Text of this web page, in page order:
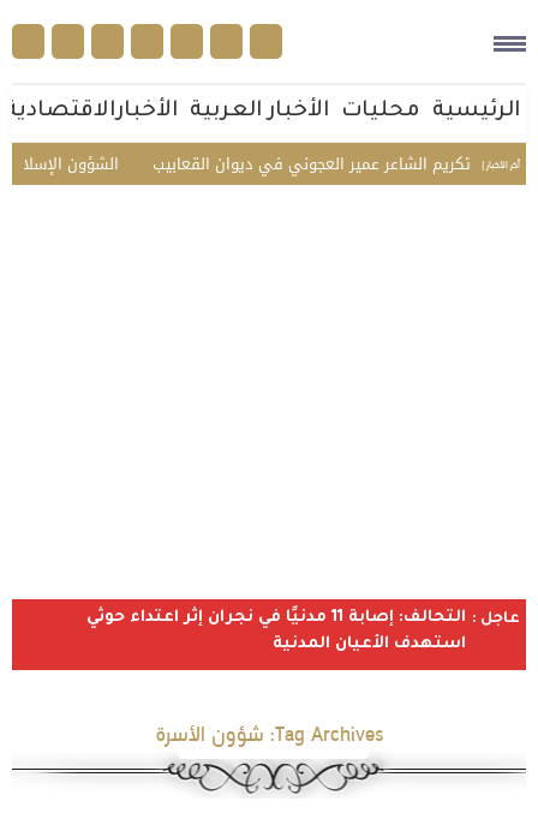
الرئيسية محليات الأخبار العربية الأخبارالاقتصادية
أخر الأخبار | الشؤون الإسلامية تكريم الشاعر عمير العجوني في ديوان القعابيب
عاجل :
التحالف: إصابة 11 مدنيًا في نجران إثر اعتداء حوثي
استهدف الأعيان المدنية
Tag Archives: شؤون الأسرة